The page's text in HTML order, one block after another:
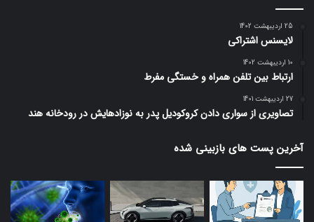
25 اردیبهشت 1402
لایسنس اشتراکی
10 اردیبهشت 1402
ارتباط بین تلفن همراه و خستگی مفرط
27 اردیبهشت 1401
تصاویری از سواری دادن کروکودیل پدر به نوزادهایش در رودخانه هند
آخرین پست های بازبینی شده